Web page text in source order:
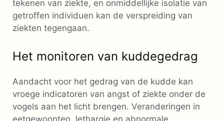
tekenen van ziekte, en onmiddellijke isolatie van
getroffen individuen kan de verspreiding van
ziekten tegengaan.
Het monitoren van kuddegedrag
Aandacht voor het gedrag van de kudde kan
vroege indicatoren van angst of ziekte onder de
vogels aan het licht brengen. Veranderingen in
eetgewoonten, lethargie en abnormale